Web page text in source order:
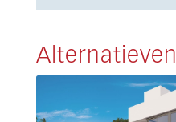
Alternatieven